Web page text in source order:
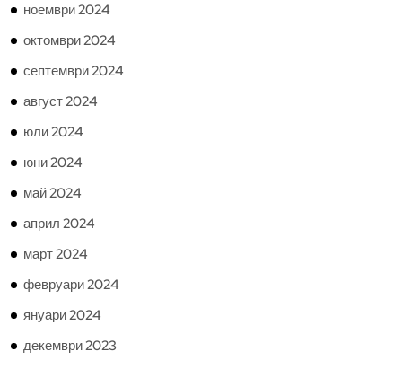
ноември 2024
октомври 2024
септември 2024
август 2024
юли 2024
юни 2024
май 2024
април 2024
март 2024
февруари 2024
януари 2024
декември 2023